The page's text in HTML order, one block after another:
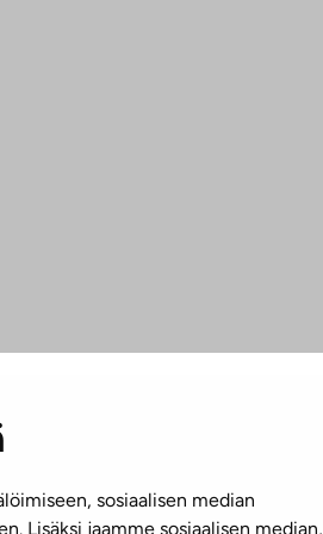
sosiaalisen median
Lisäksi jaamme sosiaalisen median,